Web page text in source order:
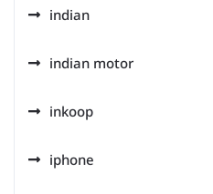
indian
indian motor
inkoop
iphone